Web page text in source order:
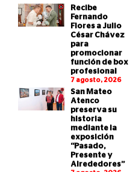
Recibe
Fernando
Flores a Julio
César Chávez
para
promocionar
función de box
profesional
7 agosto, 2026
San Mateo
Atenco
preserva su
historia
mediante la
exposición
“Pasado,
Presente y
Alrededores”